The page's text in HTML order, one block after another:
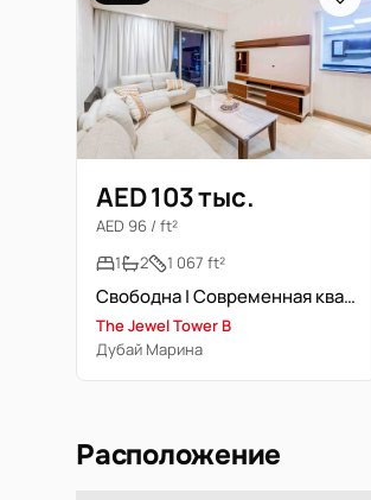
AED 103 тыс.
AED 96 / ft²
1
2 1 067 ft²
Свободна | Современная квартира | Вид на JBR
The Jewel Tower B
Дубай Марина
Расположение